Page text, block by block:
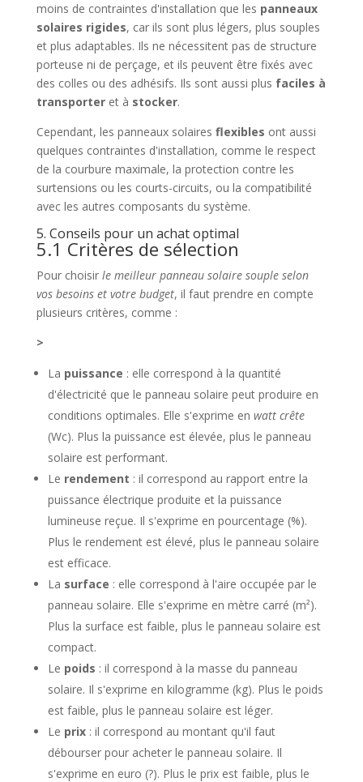
moins de contraintes d'installation que les panneaux
solaires rigides, car ils sont plus légers, plus souples
et plus adaptables. Ils ne nécessitent pas de structure
porteuse ni de perçage, et ils peuvent être fixés avec
des colles ou des adhésifs. Ils sont aussi plus faciles à
transporteret à stocker.
Cependant, les panneaux solaires flexibles ont aussi
quelques contraintes d'installation, comme le respect
de la courbure maximale, la protection contre les
surtensions ou les courts-circuits, ou la compatibilité
avec les autres composants du système.
5. Conseils pour un achat optimal
5.1 Critères de sélection
Pour choisir le meilleur panneau solaire souple selon
vos besoins et votre budget, il faut prendre en compte
plusieurs critères, comme :
>
La puissance : elle correspond à la quantité
d'électricité que le panneau solaire peut produire en
conditions optimales. Elle s'exprime en watt crête
(Wc). Plus la puissance est élevée, plus le panneau
solaire est performant.
Le rendement : il correspond au rapport entre la
puissance électrique produite et la puissance
lumineuse reçue. Il s'exprime en pourcentage (%).
Plus le rendement est élevé, plus le panneau solaire
est efficace.
La surface : elle correspond à l'aire occupée par le
panneau solaire. Elle s'exprime en mètre carré (m²).
Plus la surface est faible, plus le panneau solaire est
compact.
Le poids : il correspond à la masse du panneau
solaire. Il s'exprime en kilogramme (kg). Plus le poids
est faible, plus le panneau solaire est léger.
Le prix: il correspond au montant qu'il faut
débourser pour acheter le panneau solaire. Il
s'exprime en euro (?). Plus le prix est faible, plus le